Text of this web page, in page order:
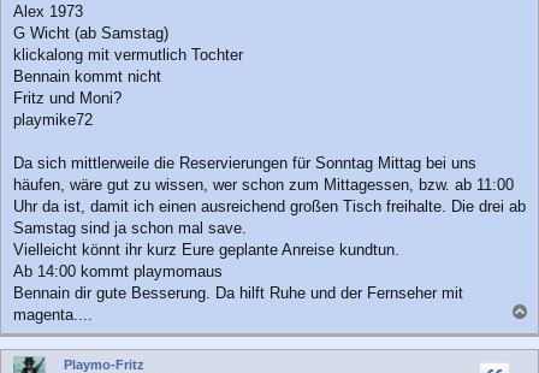
Alex 1973
G Wicht (ab Samstag)
klickalong mit vermutlich Tochter
Bennain kommt nicht
Fritz und Moni?
playmike72
Da sich mittlerweile die Reservierungen für Sonntag Mittag bei uns
häufen, wäre gut zu wissen, wer schon zum Mittagessen, bzw. ab 11:00
Uhr da ist, damit ich einen ausreichend großen Tisch freihalte. Die drei ab
Samstag sind ja schon mal save.
Vielleicht könnt ihr kurz Eure geplante Anreise kundtun.
Ab 14:00 kommt playmomaus
Bennain dir gute Besserung. Da hilft Ruhe und der Fernseher mit
magenta....
a
c
Playmo-Fritz